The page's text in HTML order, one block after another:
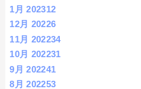
1月 202312
12月 20226
11月 202234
10月 202231
9月 202241
8月 202253